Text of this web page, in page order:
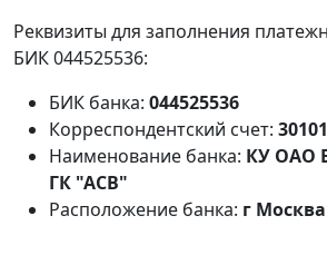
Реквизиты для заполнения
БИК 044525536:
БИК банка: 044525536
Корреспондентский счет:
Наименование банка: КУ ОАО
ГК "АСВ"
Расположение банка: г